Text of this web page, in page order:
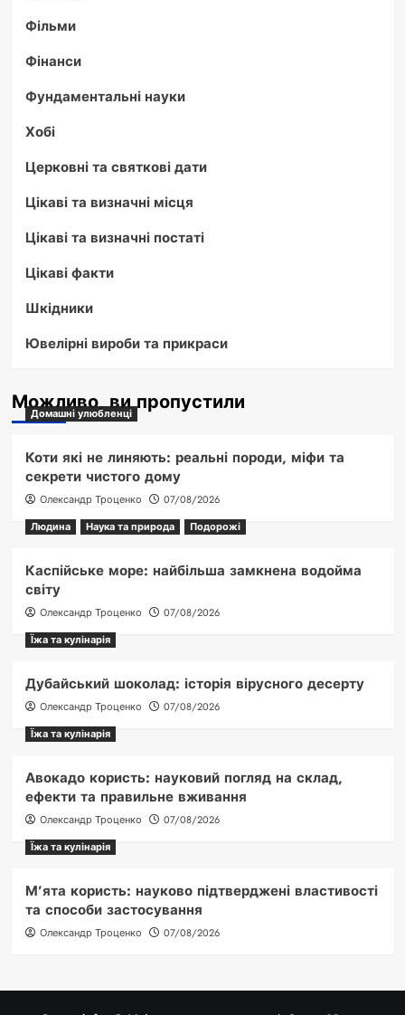
Фільми
Фінанси
Фундаментальні науки
Хобі
Церковні та святкові дати
Цікаві та визначні місця
Цікаві та визначні постаті
Цікаві факти
Шкідники
Ювелірні вироби та прикраси
Можливо, ви пропустили
Домашні улюбленці
Коти які не линяють: реальні породи, міфи та
секрети чистого дому
Олександр Троценко
07/08/2026
Людина
Наука та природа Подорожі
Каспійське море: найбільша замкнена водойма
світу
Олександр Троценко
07/08/2026
Їжа та кулінарія
Дубайський шоколад: історія вірусного десерту
Олександр Троценко
07/08/2026
Їжа та кулінарія
Авокадо користь: науковий погляд на склад,
ефекти та правильне вживання
Олександр Троценко
07/08/2026
Їжа та кулінарія
М’ята користь: науково підтверджені властивості
та способи застосування
Олександр Троценко 07/08/2026